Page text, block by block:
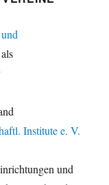
Institute e. V.
und